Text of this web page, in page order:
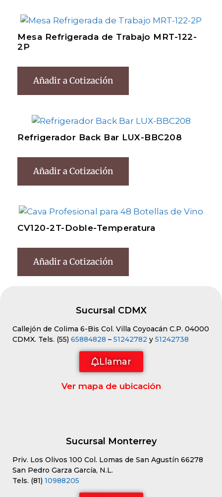
Mesa Refrigerada de Trabajo MRT-122-
2P
Añadir a Cotización
Refrigerador Back Bar LUX-BBC208
Añadir a Cotización
CV120-2T-Doble-Temperatura
Añadir a Cotización
Sucursal CDMX
Callejón de Colima 6-Bis Col. Villa Coyoacán C.P. 04000
CDMX. Tels. (55) 65884828 – 51242782 y 51242738
Llamar
Ver mapa de ubicación
Sucursal Monterrey
Priv. Los Olivos 100 Col. Lomas de San Agustín 66278
San Pedro Garza García, N.L.
Tels. (81) 10988205